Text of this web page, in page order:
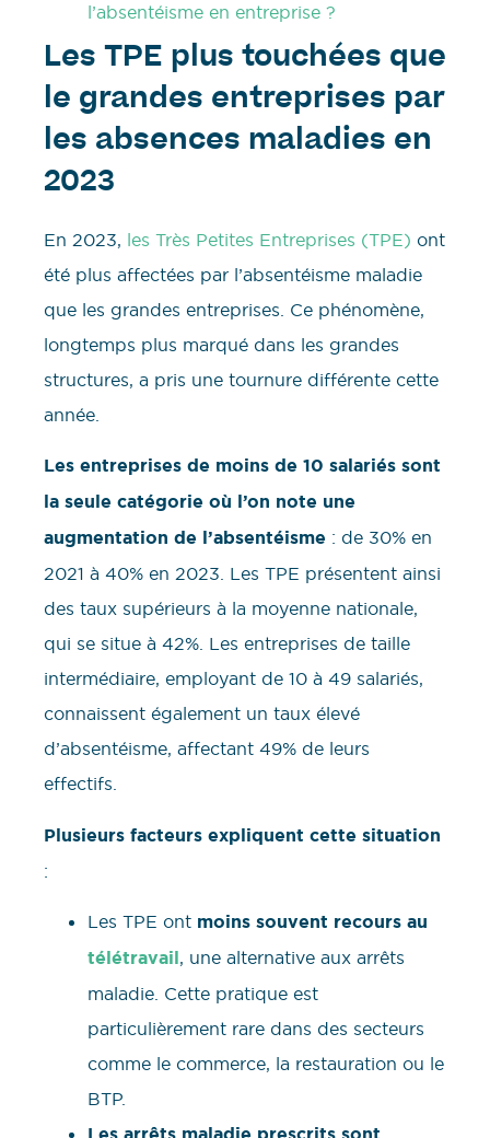
l’absentéisme en entreprise ?
Les TPE plus touchées que
le grandes entreprises par
les absences maladies en
2023
En 2023, les Très Petites Entreprises (TPE) ont
été plus affectées par l’absentéisme maladie
que les grandes entreprises. Ce phénomène,
longtemps plus marqué dans les grandes
structures, a pris une tournure différente cette
année.
Les entreprises de moins de 10 salariés sont
la seule catégorie où l’on note une
augmentation de l’absentéisme : de 30% en
2021 à 40% en 2023. Les TPE présentent ainsi
des taux supérieurs à la moyenne nationale,
qui se situe à 42%. Les entreprises de taille
intermédiaire, employant de 10 à 49 salariés,
connaissent également un taux élevé
d’absentéisme, affectant 49% de leurs
effectifs.
Plusieurs facteurs expliquent cette situation
:
Les TPE ont moins souvent recours au
télétravail, une alternative aux arrêts
maladie. Cette pratique est
particulièrement rare dans des secteurs
comme le commerce, la restauration ou le
BTP.